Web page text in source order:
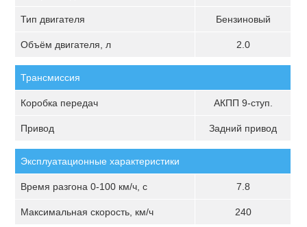
Тип двигателя Бензиновый
Объём двигателя, л 2.0
Трансмиссия
Коробка передач АКПП 9-ступ.
Привод Задний привод
Эксплуатационные характеристики
Время разгона 0-100 км/ч, с 7.8
Максимальная скорость, км/ч 240